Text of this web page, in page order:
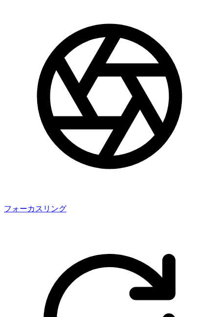
フォーカスリング